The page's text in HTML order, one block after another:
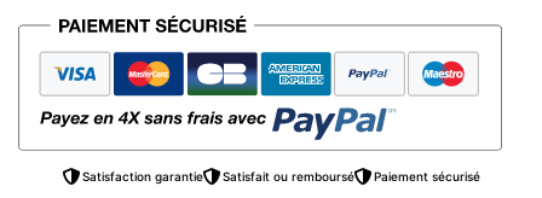
arabe
Fontaine
Satisfaction garantie Satisfait ou remboursé Paiement sécurisé